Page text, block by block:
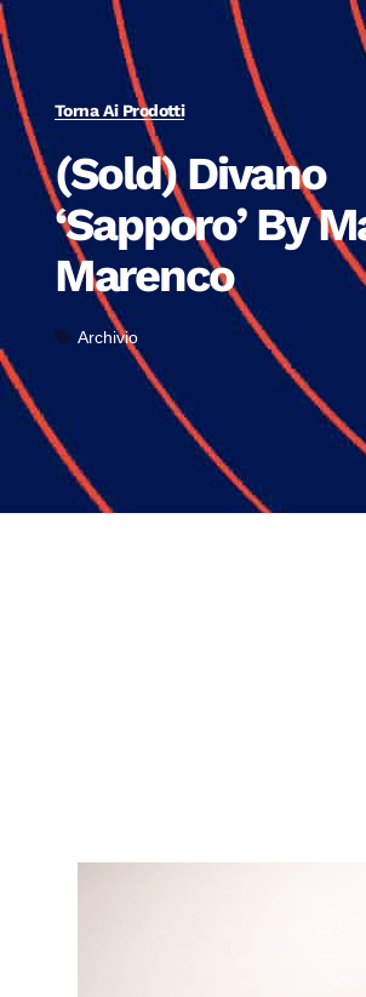
Torna Ai Prodotti
(Sold) Divano
‘Sapporo’ By
Marenco
Archivio